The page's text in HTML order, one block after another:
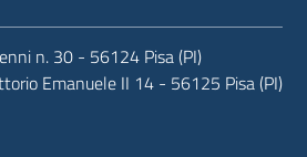
n. 30 - 56124 Pisa (PI)
Emanuele II 14 - 56125 Pisa (PI)